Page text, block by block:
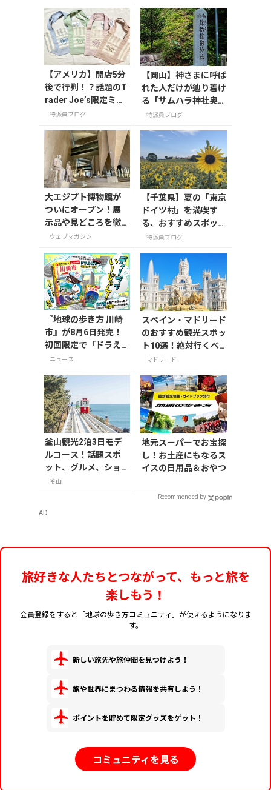
【アメリカ】開店5分
後で行列！？話題のT
rader Joe’s限定ミニ
トート発売日レポ
特派員ブログ
【岡山】神さまに呼ば
れた人だけが辿り着け
る「サムハラ神社奥の
宮」
特派員ブログ
大エジプト博物館が
ついにオープン！展
示品や見どころを徹
底解説【今旅2026】
ウェブマガジン
【千葉県】夏の「東京
ドイツ村」を満喫す
る、おすすめスポット
3選
特派員ブログ
『地球の歩き方 川崎
市』が8月6日発売！
初回限定で「ドラえ
もん」描き下ろし特
ニュース
スペイン・マドリード
のおすすめ観光スポッ
ト10選！絶対行くべ
き名所を紹介
マドリード
釜山観光2泊3日モデ
ルコース！話題スポ
ット、グルメ、ショ
ッピングを満喫
釜山
地元スーパーでお宝探
し！お土産にもなるス
イスの日用品＆おやつ
Recommended by
AD
旅好きな人たちとつながって、もっと旅を
楽しもう！
会員登録をすると「地球の歩き方コミュニティ」が使えるようになりま
す。
新しい旅先や旅仲間を見つけよう！
旅や世界にまつわる情報を共有しよう！
ポイントを貯めて限定グッズをゲット！
コミュニティを見る